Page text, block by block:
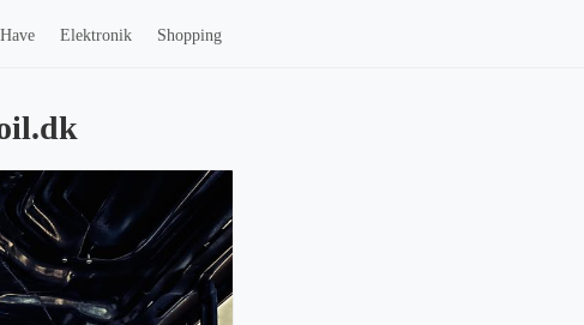
Elektronik Shopping